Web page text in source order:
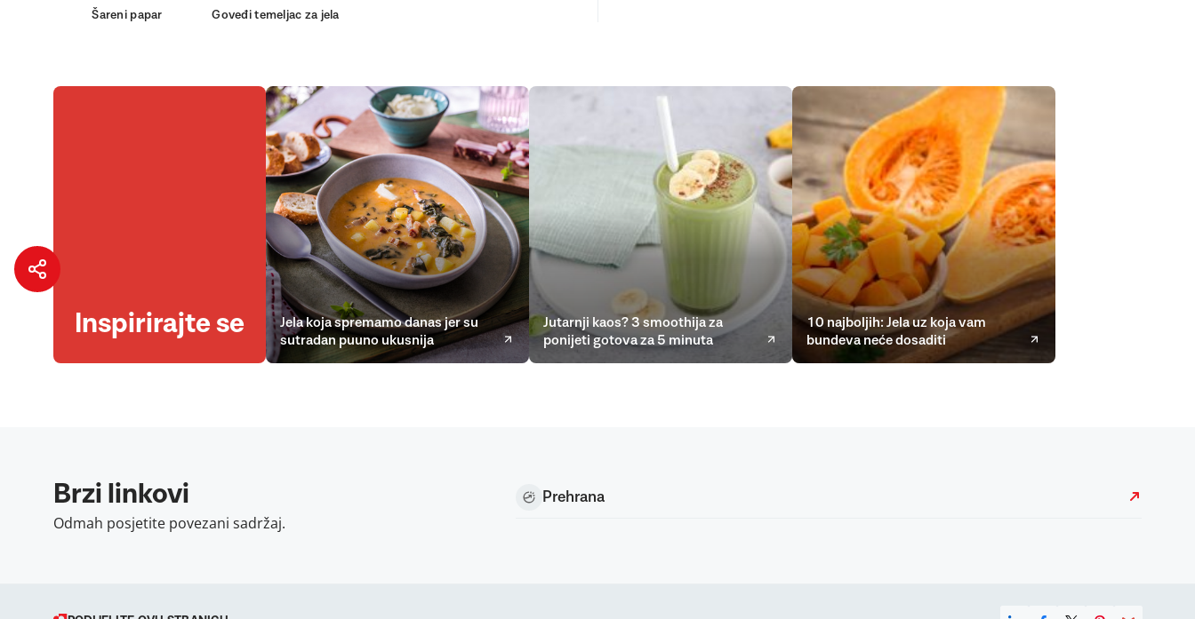
Šareni papar Goveđi temeljac za jela
Inspirirajte se
Jela koja spremamo danas jer su
sutradan puuno ukusnija
Jutarnji kaos? 3 smoothija za
ponijeti gotova za 5 minuta
10 najboljih: Jela uz koja vam
bundeva neće dosaditi
Brzi linkovi
Odmah posjetite povezani sadržaj.
Prehrana